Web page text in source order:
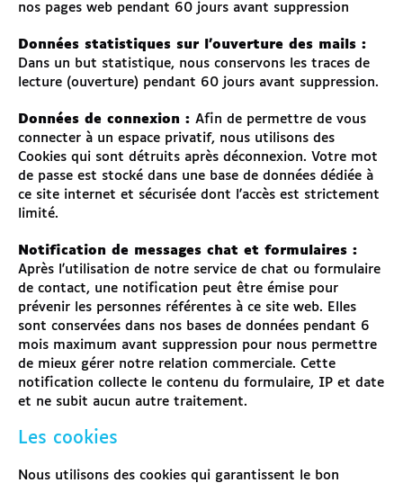
nos pages web pendant 60 jours avant suppression
Données statistiques sur l'ouverture des mails :
Dans un but statistique, nous conservons les traces de
lecture (ouverture) pendant 60 jours avant suppression.
Données de connexion : Afin de permettre de vous
connecter à un espace privatif, nous utilisons des
Cookies qui sont détruits après déconnexion. Votre mot
de passe est stocké dans une base de données dédiée à
ce site internet et sécurisée dont l'accès est strictement
limité.
Notification de messages chat et formulaires :
Après l'utilisation de notre service de chat ou formulaire
de contact, une notification peut être émise pour
prévenir les personnes référentes à ce site web. Elles
sont conservées dans nos bases de données pendant 6
mois maximum avant suppression pour nous permettre
de mieux gérer notre relation commerciale. Cette
notification collecte le contenu du formulaire, IP et date
et ne subit aucun autre traitement.
Les cookies
Nous utilisons des cookies qui garantissent le bon